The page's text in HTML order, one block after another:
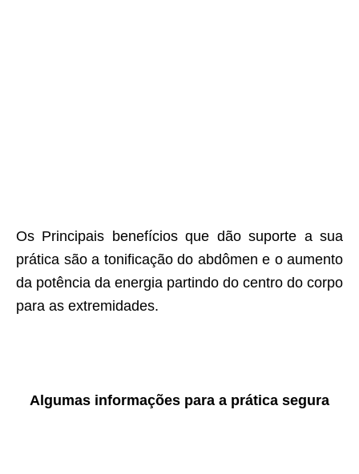
Os Principais benefícios que dão suporte a sua
prática são a tonificação do abdômen e o aumento
da potência da energia partindo do centro do corpo
para as extremidades.
Algumas informações para a prática segura